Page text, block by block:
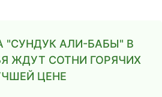
АЛИ-БАБЫ" В
ЖДУТ СОТНИ ГОРЯЧИХ
ЦЕНЕ